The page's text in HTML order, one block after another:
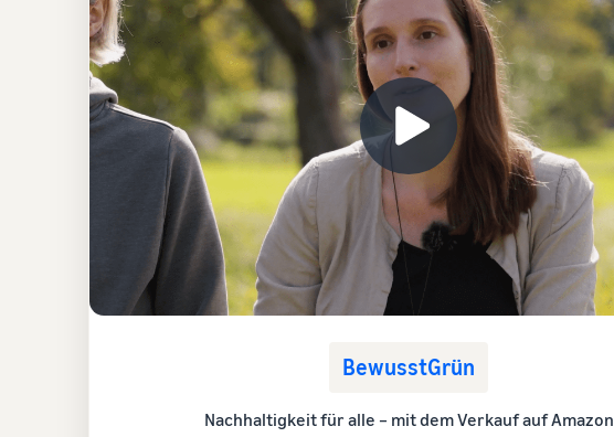
BewusstGrün
Nachhaltigkeit für alle – mit dem Verkauf auf Amazon